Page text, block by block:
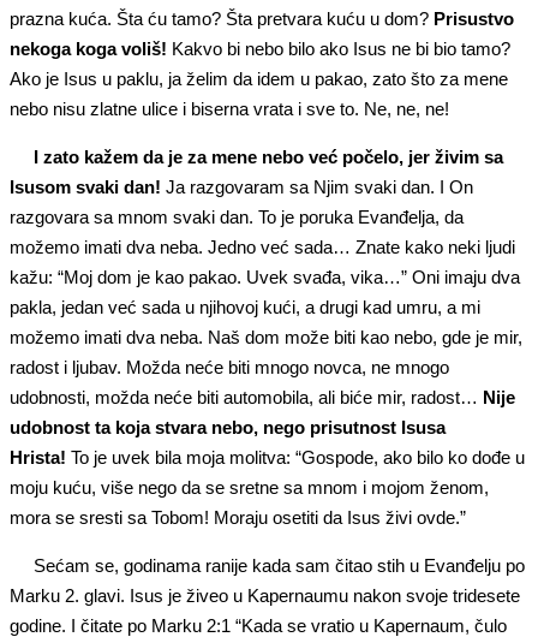
prazna kuća. Šta ću tamo? Šta pretvara kuću u dom? Prisustvo
nekoga koga voliš! Kakvo bi nebo bilo ako Isus ne bi bio tamo?
Ako je Isus u paklu, ja želim da idem u pakao, zato što za mene
nebo nisu zlatne ulice i biserna vrata i sve to. Ne, ne, ne!
I zato kažem da je za mene nebo već počelo, jer živim sa
Isusom svaki dan! Ja razgovaram sa Njim svaki dan. I On
razgovara sa mnom svaki dan. To je poruka Evanđelja, da
možemo imati dva neba. Jedno već sada… Znate kako neki ljudi
kažu: “Moj dom je kao pakao. Uvek svađa, vika…” Oni imaju dva
pakla, jedan već sada u njihovoj kući, a drugi kad umru, a mi
možemo imati dva neba. Naš dom može biti kao nebo, gde je mir,
radost i ljubav. Možda neće biti mnogo novca, ne mnogo
udobnosti, možda neće biti automobila, ali biće mir, radost… Nije
udobnost ta koja stvara nebo, nego prisutnost Isusa
Hrista! To je uvek bila moja molitva: “Gospode, ako bilo ko dođe u
moju kuću, više nego da se sretne sa mnom i mojom ženom,
mora se sresti sa Tobom! Moraju osetiti da Isus živi ovde.”
Sećam se, godinama ranije kada sam čitao stih u Evanđelju po
Marku 2. glavi. Isus je živeo u Kapernaumu nakon svoje tridesete
godine. I čitate po Marku 2:1 “Kada se vratio u Kapernaum, čulo